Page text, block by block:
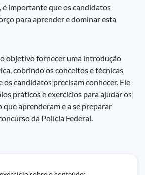
importante que os candidatos
para aprender e dominar esta
objetivo fornecer uma introdução
cobrindo os conceitos e técnicas
candidatos precisam conhecer. Ele
práticos e exercícios para ajudar os
que aprenderam e a se preparar
da Polícia Federal.